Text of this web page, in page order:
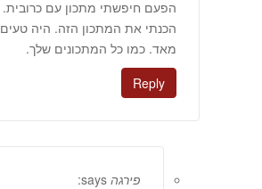
הפעם חיפשתי מתכון עם כרובית.
הכנתי את המתכון הזה. היה טעים
מאד. כמו כל המתכונים שלך.
Reply
פירגה says: